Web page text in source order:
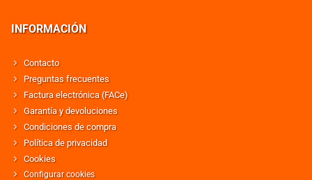
INFORMACIÓN
Contacto
Preguntas frecuentes
Factura electrónica (FACe)
Garantía y devoluciones
Condiciones de compra
Política de privacidad
Cookies
Configurar cookies